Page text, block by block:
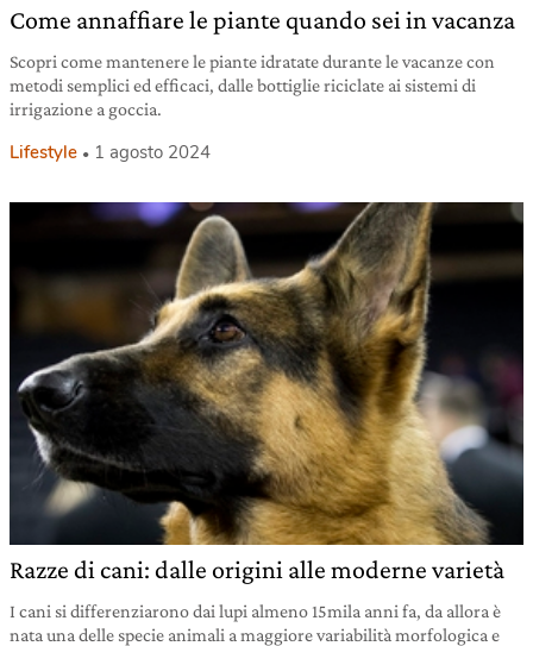
Come annaffiare le piante quando sei in vacanza
Scopri come mantenere le piante idratate durante le vacanze con
metodi semplici ed efficaci, dalle bottiglie riciclate ai sistemi di
irrigazione a goccia.
Lifestyle 1 agosto 2024
Razze di cani: dalle origini alle moderne varietà
I cani si differenziarono dai lupi almeno 15mila anni fa, da allora è
nata una delle specie animali a maggiore variabilità morfologica e